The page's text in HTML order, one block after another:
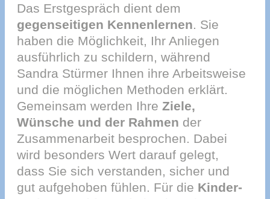
Das Erstgespräch dient dem
gegenseitigen Kennenlernen. Sie
haben die Möglichkeit, Ihr Anliegen
ausführlich zu schildern, während
Sandra Stürmer Ihnen ihre Arbeitsweise
und die möglichen Methoden erklärt.
Gemeinsam werden Ihre Ziele,
Wünsche und der Rahmen der
Zusammenarbeit besprochen. Dabei
wird besonders Wert darauf gelegt,
dass Sie sich verstanden, sicher und
gut aufgehoben fühlen. Für die Kinder-